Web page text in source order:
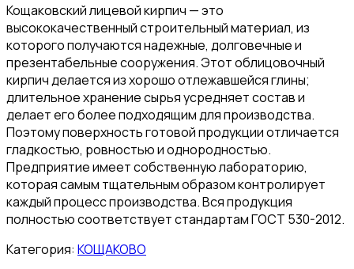
Кощаковский лицевой кирпич — это
высококачественный строительный материал, из
которого получаются надежные, долговечные и
презентабельные сооружения. Этот облицовочный
кирпич делается из хорошо отлежавшейся глины;
длительное хранение сырья усредняет состав и
делает его более подходящим для производства.
Поэтому поверхность готовой продукции отличается
гладкостью, ровностью и однородностью.
Предприятие имеет собственную лабораторию,
которая самым тщательным образом контролирует
каждый процесс производства. Вся продукция
полностью соответствует стандартам ГОСТ 530-2012.
Категория: КОЩАКОВО